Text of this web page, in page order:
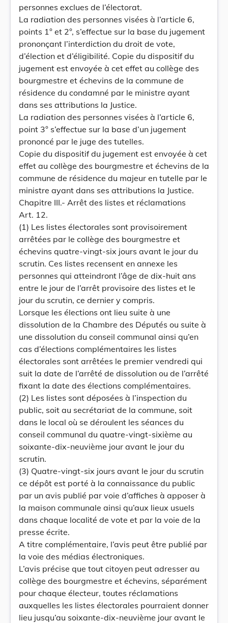
personnes exclues de l’électorat.
La radiation des personnes visées à l’article 6,
points 1° et 2°, s’effectue sur la base du jugement
prononçant l’interdiction du droit de vote,
d’élection et d’éligibilité. Copie du dispositif du
jugement est envoyée à cet effet au collège des
bourgmestre et échevins de la commune de
résidence du condamné par le ministre ayant
dans ses attributions la Justice.
La radiation des personnes visées à l’article 6,
point 3° s’effectue sur la base d’un jugement
prononcé par le juge des tutelles.
Copie du dispositif du jugement est envoyée à cet
effet au collège des bourgmestre et échevins de la
commune de résidence du majeur en tutelle par le
ministre ayant dans ses attributions la Justice.
Chapitre III.- Arrêt des listes et réclamations
Art. 12.
(1) Les listes électorales sont provisoirement
arrêtées par le collège des bourgmestre et
échevins quatre-vingt-six jours avant le jour du
scrutin. Ces listes recensent en annexe les
personnes qui atteindront l’âge de dix-huit ans
entre le jour de l’arrêt provisoire des listes et le
jour du scrutin, ce dernier y compris.
Lorsque les élections ont lieu suite à une
dissolution de la Chambre des Députés ou suite à
une dissolution du conseil communal ainsi qu’en
cas d’élections complémentaires les listes
électorales sont arrêtées le premier vendredi qui
suit la date de l’arrêté de dissolution ou de l’arrêté
fixant la date des élections complémentaires.
(2) Les listes sont déposées à l’inspection du
public, soit au secrétariat de la commune, soit
dans le local où se déroulent les séances du
conseil communal du quatre-vingt-sixième au
soixante-dix-neuvième jour avant le jour du
scrutin.
(3) Quatre-vingt-six jours avant le jour du scrutin
ce dépôt est porté à la connaissance du public
par un avis publié par voie d’affiches à apposer à
la maison communale ainsi qu’aux lieux usuels
dans chaque localité de vote et par la voie de la
presse écrite.
A titre complémentaire, l’avis peut être publié par
la voie des médias électroniques.
L’avis précise que tout citoyen peut adresser au
collège des bourgmestre et échevins, séparément
pour chaque électeur, toutes réclamations
auxquelles les listes électorales pourraient donner
lieu jusqu’au soixante-dix-neuvième jour avant le